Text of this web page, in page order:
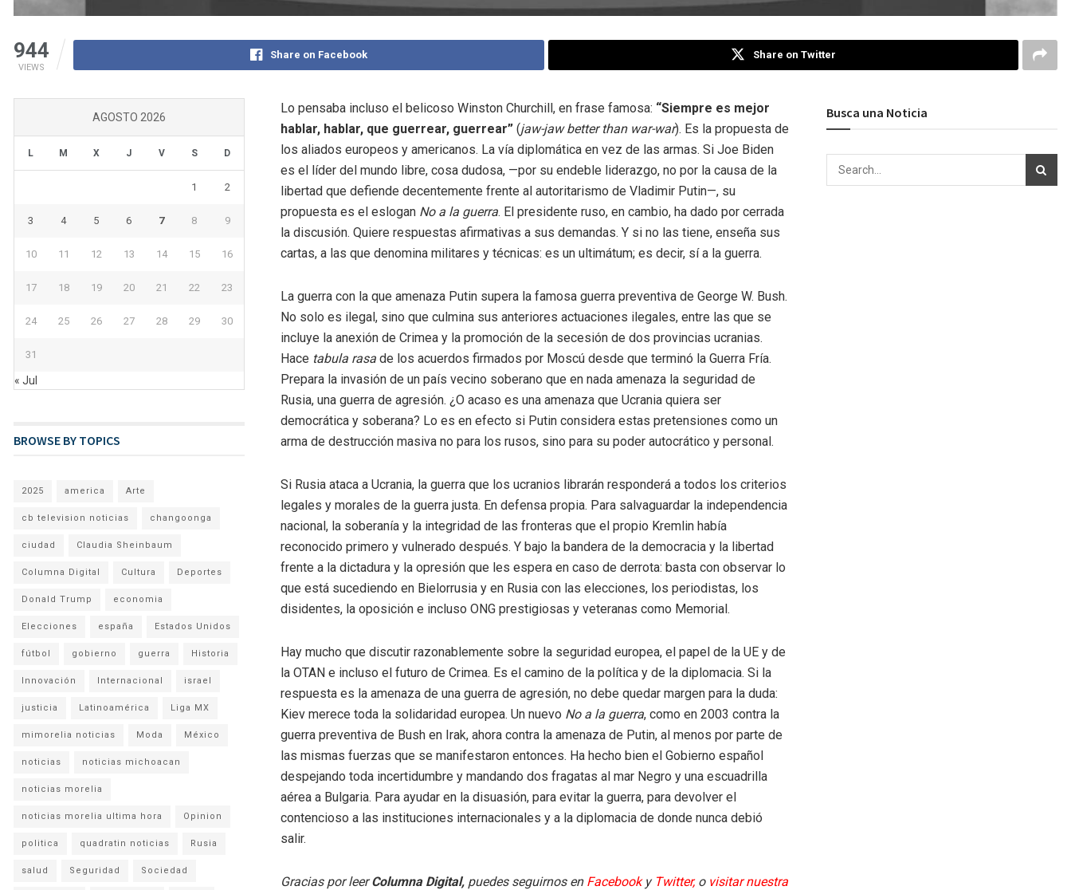
944
VIEWS
Share on Facebook Share on Twitter
Lo pensaba incluso el belicoso Winston Churchill, en frase famosa: “Siempre es mejor
hablar, hablar, que guerrear, guerrear” (jaw-jaw better than war-war). Es la propuesta de
los aliados europeos y americanos. La vía diplomática en vez de las armas. Si Joe Biden
es el líder del mundo libre, cosa dudosa, —por su endeble liderazgo, no por la causa de la
libertad que defiende decentemente frente al autoritarismo de Vladimir Putin—, su
propuesta es el eslogan No a la guerra. El presidente ruso, en cambio, ha dado por cerrada
la discusión. Quiere respuestas afirmativas a sus demandas. Y si no las tiene, enseña sus
cartas, a las que denomina militares y técnicas: es un ultimátum; es decir, sí a la guerra.
La guerra con la que amenaza Putin supera la famosa guerra preventiva de George W. Bush.
No solo es ilegal, sino que culmina sus anteriores actuaciones ilegales, entre las que se
incluye la anexión de Crimea y la promoción de la secesión de dos provincias ucranias.
Hace tabula rasa de los acuerdos firmados por Moscú desde que terminó la Guerra Fría.
Prepara la invasión de un país vecino soberano que en nada amenaza la seguridad de
Rusia, una guerra de agresión. ¿O acaso es una amenaza que Ucrania quiera ser
democrática y soberana? Lo es en efecto si Putin considera estas pretensiones como un
arma de destrucción masiva no para los rusos, sino para su poder autocrático y personal.
Si Rusia ataca a Ucrania, la guerra que los ucranios librarán responderá a todos los criterios
legales y morales de la guerra justa. En defensa propia. Para salvaguardar la independencia
nacional, la soberanía y la integridad de las fronteras que el propio Kremlin había
reconocido primero y vulnerado después. Y bajo la bandera de la democracia y la libertad
frente a la dictadura y la opresión que les espera en caso de derrota: basta con observar lo
que está sucediendo en Bielorrusia y en Rusia con las elecciones, los periodistas, los
disidentes, la oposición e incluso ONG prestigiosas y veteranas como Memorial.
Hay mucho que discutir razonablemente sobre la seguridad europea, el papel de la UE y de
la OTAN e incluso el futuro de Crimea. Es el camino de la política y de la diplomacia. Si la
respuesta es la amenaza de una guerra de agresión, no debe quedar margen para la duda:
Kiev merece toda la solidaridad europea. Un nuevo No a la guerra, como en 2003 contra la
guerra preventiva de Bush en Irak, ahora contra la amenaza de Putin, al menos por parte de
las mismas fuerzas que se manifestaron entonces. Ha hecho bien el Gobierno español
despejando toda incertidumbre y mandando dos fragatas al mar Negro y una escuadrilla
aérea a Bulgaria. Para ayudar en la disuasión, para evitar la guerra, para devolver el
contencioso a las instituciones internacionales y a la diplomacia de donde nunca debió
salir.
Gracias por leerColumna Digital, puedes seguirnos en Facebook y Twitter,o visitar nuestra
AGOSTO 2026
L M X J V S D
1 2
3 4 5 6 7 8 9
10 11 12 13 14 15 16
17 18 19 20 21 22 23
24 25 26 27 28 29 30
31
« Jul
BROWSE BY TOPICS
2025 america Arte
cb television noticias changoonga
ciudad Claudia Sheinbaum
Columna Digital Cultura Deportes
Donald Trump economia
Elecciones españa Estados Unidos
fútbol gobierno guerra Historia
Innovación Internacional israel
justicia Latinoamérica Liga MX
mimorelia noticias Moda México
noticias noticias michoacan
noticias morelia
noticias morelia ultima hora Opinion
politica quadratin noticias Rusia
salud Seguridad Sociedad
Busca una Noticia